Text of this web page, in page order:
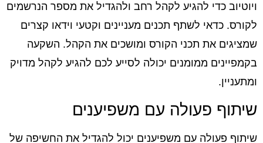
ויוטיוב כדי להגיע לקהל רחב ולהגדיל את מספר הנרשמים
לקורס. כדאי לשתף תכנים מעניינים וקטעי וידאו קצרים
שמציגים את תכני הקורס ומושכים את הקהל. השקעה
בקמפיינים ממומנים יכולה לסייע לכם להגיע לקהל מדויק
ומתעניין.
שיתוף פעולה עם משפיענים
שיתוף פעולה עם משפיענים יכול להגדיל את החשיפה של